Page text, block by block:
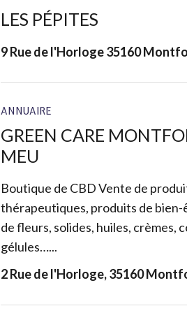
LES PÉPITES
9 Rue de l'Horloge 35160
ANNUAIRE
GREEN CARE
MEU
Boutique de CBD Vente de
thérapeutiques, produits de bien-
de fleurs, solides, huiles, crèmes,
gélules…...
2 Rue de l'Horloge, 35160